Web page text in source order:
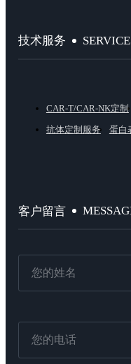
技术服务 SERVICE
CAR-T/CAR-NK定制
抗体定制服务
蛋白
客户留言